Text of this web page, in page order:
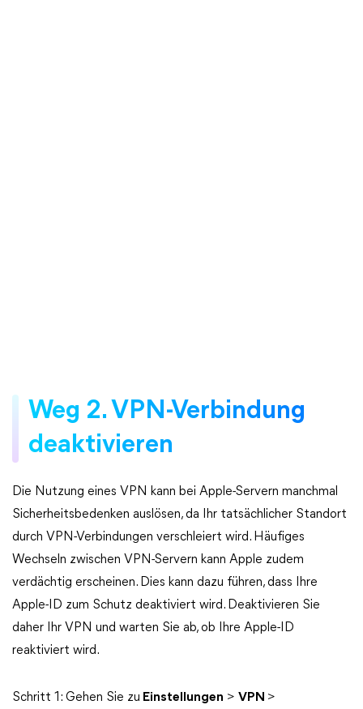
Weg 2. VPN-Verbindung
deaktivieren
Die Nutzung eines VPN kann bei Apple-Servern manchmal
Sicherheitsbedenken auslösen, da Ihr tatsächlicher Standort
durch VPN-Verbindungen verschleiert wird. Häufiges
Wechseln zwischen VPN-Servern kann Apple zudem
verdächtig erscheinen. Dies kann dazu führen, dass Ihre
Apple-ID zum Schutz deaktiviert wird. Deaktivieren Sie
daher Ihr VPN und warten Sie ab, ob Ihre Apple-ID
reaktiviert wird.
Schritt 1: Gehen Sie zu Einstellungen > VPN >